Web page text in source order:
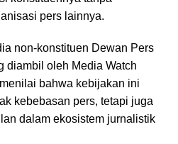
pers lainnya.
non-konstituen Dewan Pers
diambil oleh Media Watch
bahwa kebijakan ini
kebebasan pers, tetapi juga
dalam ekosistem jurnalistik